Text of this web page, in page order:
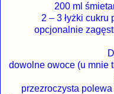
200 ml
2 – 3 łyżki cukru
opcjonalnie
dowolne owoce (u mnie
przezroczysta